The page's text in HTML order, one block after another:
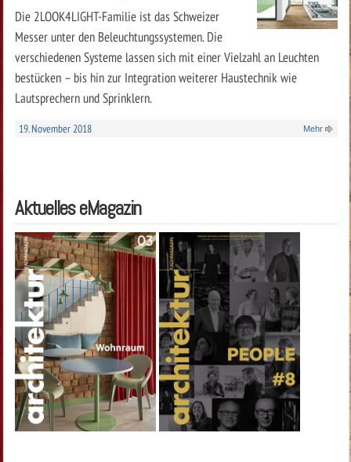
Die 2LOOK4LIGHT-Familie ist das Schweizer
Messer unter den Beleuchtungssystemen. Die
verschiedenen Systeme lassen sich mit einer Vielzahl an Leuchten
bestücken – bis hin zur Integration weiterer Haustechnik wie
Lautsprechern und Sprinklern.
19. November 2018 Mehr
Aktuelles eMagazin